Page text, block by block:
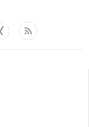
Xing Feed